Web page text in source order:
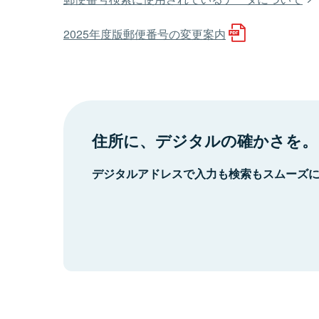
2025年度版郵便番号の変更案内
住所に、デジタルの確かさを。
デジタルアドレスで入力も検索もスムーズ